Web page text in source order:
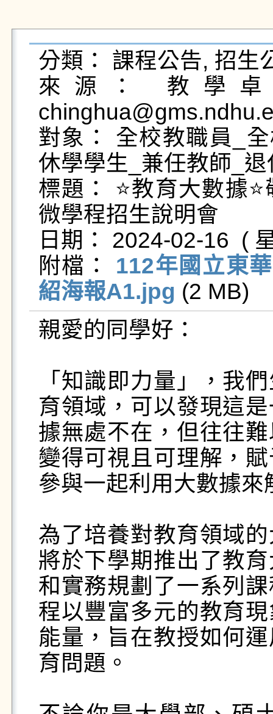
分類： 課程公告, 招生
來源： 教學
對象： 全校教職員_
休學學生_兼任教師_
標題： ⭐教育大數據
微學程招生說明會
日期： 2024-02-16  (
附檔： 112年國立東
紹海報A1.jpg (2 MB)
親愛的同學好：
「知識即力量」，我
育領域，可以發現這
據無處不在，但往往
變得可視且可理解，
參與一起利用大數據
為了培養對教育領域
將於下學期推出了教
和實務規劃了一系列
程以豐富多元的教育
能量，旨在教授如何
育問題。